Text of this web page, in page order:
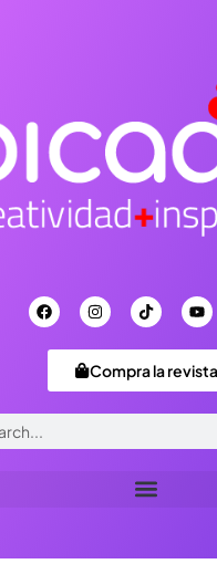
Compra la revista